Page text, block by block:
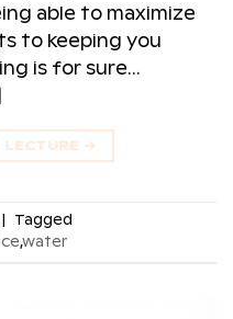
able to maximize
to keeping you
is for sure…
→
| Tagged
,water